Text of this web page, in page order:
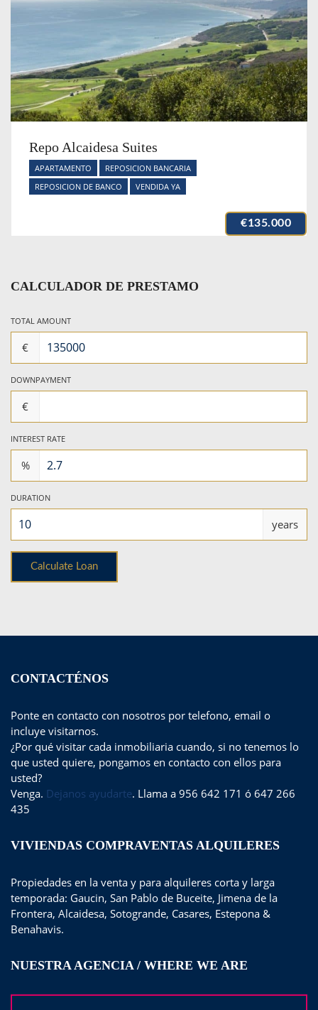
Repo Alcaidesa Suites
APARTAMENTO
REPOSICION BANCARIA
REPOSICION DE BANCO
VENDIDA YA
€135.000
CALCULADOR DE PRESTAMO
TOTAL AMOUNT
€
DOWNPAYMENT
€
INTEREST RATE
%
DURATION
years
CONTACTÉNOS
Ponte en contacto con nosotros por telefono, email o
incluye visitarnos.
¿Por qué visitar cada inmobiliaria cuando, si no tenemos lo
que usted quiere, pongamos en contacto con ellos para
usted?
Venga. Dejanos ayudarte. Llama a 956 642 171 ó 647 266
435
VIVIENDAS COMPRAVENTAS ALQUILERES
Propiedades en la venta y para alquileres corta y larga
temporada: Gaucin, San Pablo de Buceite, Jimena de la
Frontera, Alcaidesa, Sotogrande, Casares, Estepona &
Benahavis.
NUESTRA AGENCIA / WHERE WE ARE